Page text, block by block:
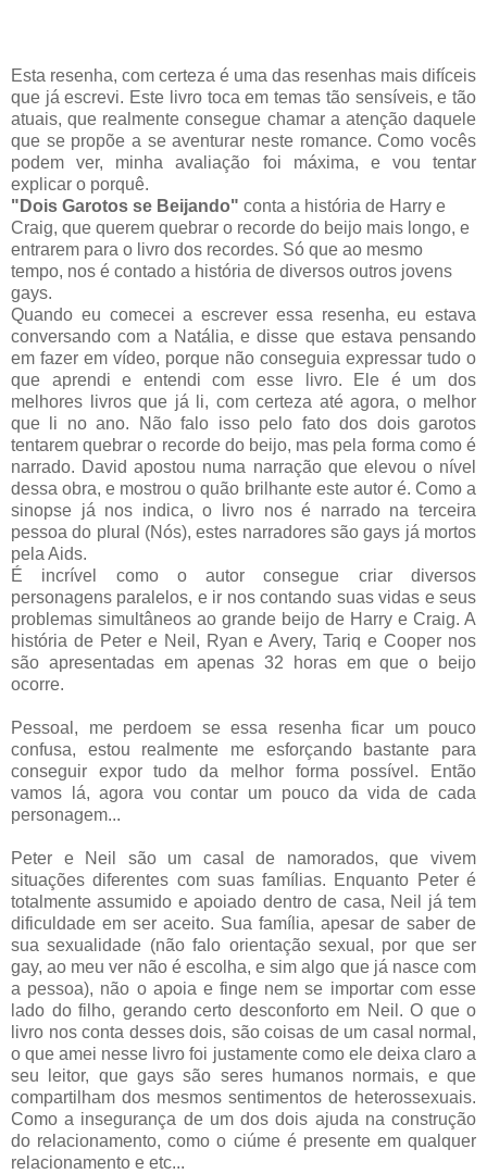
Esta resenha, com certeza é uma das resenhas mais difíceis
que já escrevi. Este livro toca em temas tão sensíveis, e tão
atuais, que realmente consegue chamar a atenção daquele
que se propõe a se aventurar neste romance. Como vocês
podem ver, minha avaliação foi máxima, e vou tentar
explicar o porquê.
"Dois Garotos se Beijando" conta a história de Harry e
Craig, que querem quebrar o recorde do beijo mais longo, e
entrarem para o livro dos recordes. Só que ao mesmo
tempo, nos é contado a história de diversos outros jovens
gays.
Quando eu comecei a escrever essa resenha, eu estava
conversando com a Natália, e disse que estava pensando
em fazer em vídeo, porque não conseguia expressar tudo o
que aprendi e entendi com esse livro. Ele é um dos
melhores livros que já li, com certeza até agora, o melhor
que li no ano. Não falo isso pelo fato dos dois garotos
tentarem quebrar o recorde do beijo, mas pela forma como é
narrado. David apostou numa narração que elevou o nível
dessa obra, e mostrou o quão brilhante este autor é. Como a
sinopse já nos indica, o livro nos é narrado na terceira
pessoa do plural (Nós), estes narradores são gays já mortos
pela Aids.
É incrível como o autor consegue criar diversos
personagens paralelos, e ir nos contando suas vidas e seus
problemas simultâneos ao grande beijo de Harry e Craig. A
história de Peter e Neil, Ryan e Avery, Tariq e Cooper nos
são apresentadas em apenas 32 horas em que o beijo
ocorre.
Pessoal, me perdoem se essa resenha ficar um pouco
confusa, estou realmente me esforçando bastante para
conseguir expor tudo da melhor forma possível. Então
vamos lá, agora vou contar um pouco da vida de cada
personagem...
Peter e Neil são um casal de namorados, que vivem
situações diferentes com suas famílias. Enquanto Peter é
totalmente assumido e apoiado dentro de casa, Neil já tem
dificuldade em ser aceito. Sua família, apesar de saber de
sua sexualidade (não falo orientação sexual, por que ser
gay, ao meu ver não é escolha, e sim algo que já nasce com
a pessoa), não o apoia e finge nem se importar com esse
lado do filho, gerando certo desconforto em Neil. O que o
livro nos conta desses dois, são coisas de um casal normal,
o que amei nesse livro foi justamente como ele deixa claro a
seu leitor, que gays são seres humanos normais, e que
compartilham dos mesmos sentimentos de heterossexuais.
Como a insegurança de um dos dois ajuda na construção
do relacionamento, como o ciúme é presente em qualquer
relacionamento e etc...